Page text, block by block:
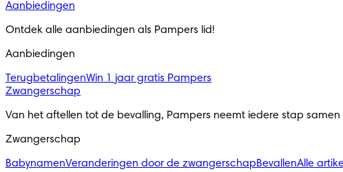
Aanbiedingen
Ontdek alle aanbiedingen als Pampers lid!
Aanbiedingen
TerugbetalingenWin 1 jaar gratis Pampers
Zwangerschap
Van het aftellen tot de bevalling, Pampers neemt iedere stap samen
Zwangerschap
BabynamenVeranderingen door de zwangerschapBevallenAlle